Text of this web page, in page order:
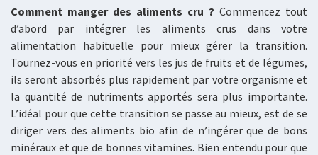
Comment manger des aliments cru ? Commencez tout
d’abord par intégrer les aliments crus dans votre
alimentation habituelle pour mieux gérer la transition.
Tournez-vous en priorité vers les jus de fruits et de légumes,
ils seront absorbés plus rapidement par votre organisme et
la quantité de nutriments apportés sera plus importante.
L’idéal pour que cette transition se passe au mieux, est de se
diriger vers des aliments bio afin de n’ingérer que de bons
minéraux et que de bonnes vitamines. Bien entendu pour que